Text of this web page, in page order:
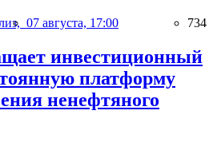
07 августа, 17:00 734
инвестиционный
платформу
ненефтяного